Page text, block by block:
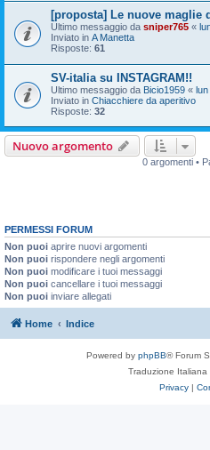
[proposta] Le nuove maglie
Ultimo messaggio da sniper765 «
Inviato in A Manetta
Risposte: 61
SV-italia su INSTAGRAM!!
Ultimo messaggio da Bicio1959 «
Inviato in Chiacchiere da aperitivo
Risposte: 32
Nuovo argomento
0 argomenti •
PERMESSI FORUM
Non puoi aprire nuovi argomenti
Non puoi rispondere negli argomenti
Non puoi modificare i tuoi messaggi
Non puoi cancellare i tuoi messaggi
Non puoi inviare allegati
Home Indice
Powered by phpBB® Forum
Traduzione Italiana
Privacy |